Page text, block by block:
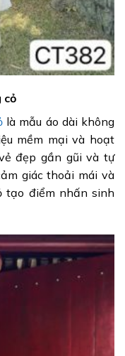
cỏ
là mẫu áo dài không
mềm mại và hoạt
đẹp gần gũi và tự
giác thoải mái và
tạo điểm nhấn sinh